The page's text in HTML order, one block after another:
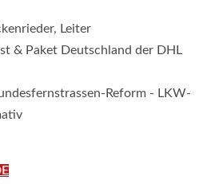
Leiter
& Paket Deutschland der DHL